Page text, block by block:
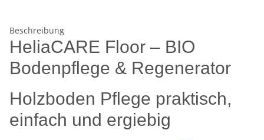
Beschreibung
HeliaCARE Floor – BIO
Bodenpflege & Regenerator
Holzboden Pflege praktisch,
einfach und ergiebig